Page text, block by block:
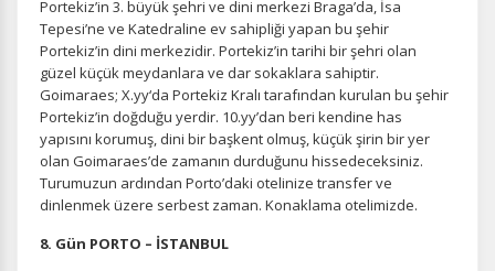
gizlilik koşullarınıinceleyebilirsiniz.
Zorunlu Çerezler HER ZAMAN AKTIF
Oturum yönetimi, güvenlik ve temel site işlevleri için
gereklidir. Bu çerezler olmadan site düzgün çalışmaz ve
devre dışı bırakılamaz.
Portekiz’in 3. büyük şehri ve dini merkezi Braga’da, İsa
Tepesi’ne ve Katedraline ev sahipliği yapan bu şehir
Portekiz’in dini merkezidir. Portekiz’in tarihi bir şehri olan
güzel küçük meydanlara ve dar sokaklara sahiptir.
Goimaraes; X.yy‘da Portekiz Kralı tarafından kurulan bu şehir
Portekiz’in doğduğu yerdir. 10.yy’dan beri kendine has
yapısını korumuş, dini bir başkent olmuş, küçük şirin bir yer
olan Goimaraes’de zamanın durduğunu hissedeceksiniz.
Turumuzun ardından Porto’daki otelinize transfer ve
dinlenmek üzere serbest zaman. Konaklama otelimizde.
8. Gün PORTO – İSTANBUL